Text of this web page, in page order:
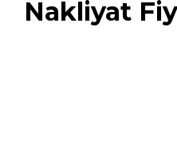
Nakliyat